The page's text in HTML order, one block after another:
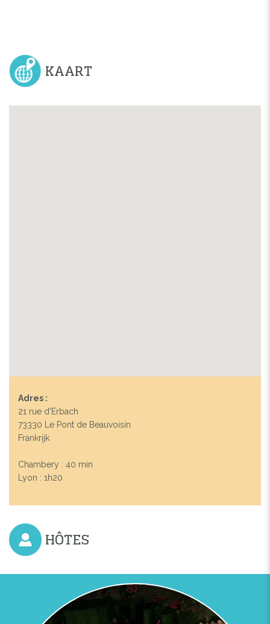
KAART
Adres :
21 rue d'Erbach
73330 Le Pont de Beauvoisin
Frankrijk
Chambery : 40 min
Lyon : 1h20
HÔTES